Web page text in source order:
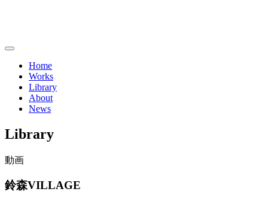
Home
Works
Library
About
News
Library
動画
鈴森VILLAGE